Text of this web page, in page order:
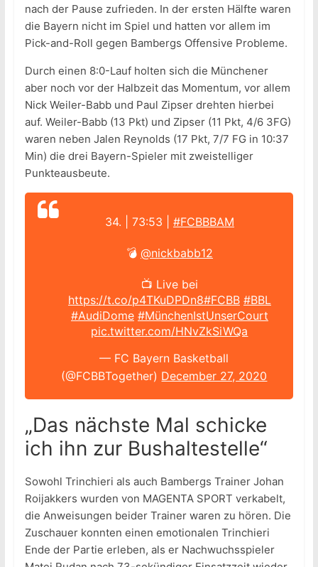
nach der Pause zufrieden. In der ersten Hälfte waren
die Bayern nicht im Spiel und hatten vor allem im
Pick-and-Roll gegen Bambergs Offensive Probleme.
Durch einen 8:0-Lauf holten sich die Münchener
aber noch vor der Halbzeit das Momentum, vor allem
Nick Weiler-Babb und Paul Zipser drehten hierbei
auf. Weiler-Babb (13 Pkt) und Zipser (11 Pkt, 4/6 3FG)
waren neben Jalen Reynolds (17 Pkt, 7/7 FG in 10:37
Min) die drei Bayern-Spieler mit zweistelliger
Punkteausbeute.
34. | 73:53 | #FCBBBAM
💣 @nickbabb12
📺 Live bei
https://t.co/p4TKuDPDn8#FCBB #BBL
#AudiDome #MünchenIstUnserCourt
pic.twitter.com/HNvZkSiWQa
— FC Bayern Basketball
(@FCBBTogether) December 27, 2020
„Das nächste Mal schicke
ich ihn zur Bushaltestelle“
Sowohl Trinchieri als auch Bambergs Trainer Johan
Roijakkers wurden von MAGENTA SPORT verkabelt,
die Anweisungen beider Trainer waren zu hören. Die
Zuschauer konnten einen emotionalen Trinchieri
Ende der Partie erleben, als er Nachwuchsspieler